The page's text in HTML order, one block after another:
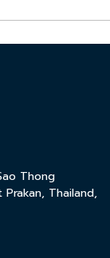
Thong
Thailand,